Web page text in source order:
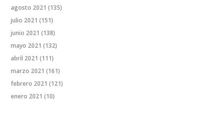
agosto 2021 (135)
julio 2021 (151)
junio 2021 (138)
mayo 2021 (132)
abril 2021 (111)
marzo 2021 (161)
febrero 2021 (121)
enero 2021 (10)